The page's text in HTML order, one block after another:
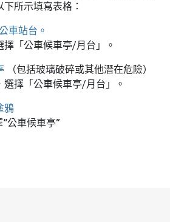
所示填寫表格：
車站台。
「公車候車亭/月台」。
（包括玻璃破碎或其他潛在危險）
擇「公車候車亭/月台」。
鴉
公車候車亭”